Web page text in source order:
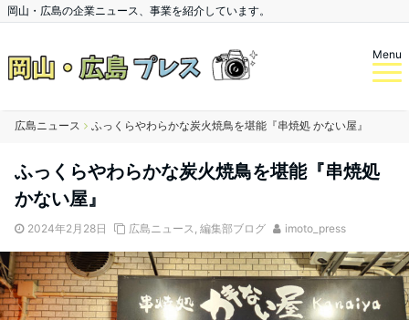
岡山・広島の企業ニュース、事業を紹介しています。
Menu
広島ニュース ふっくらやわらかな炭火焼鳥を堪能『串焼処 かない屋』
ふっくらやわらかな炭火焼鳥を堪能『串焼処
かない屋』
2024年2月28日 広島ニュース, 編集部ブログ imoto_press